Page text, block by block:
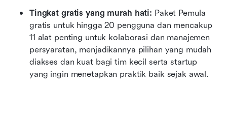
Tingkat gratis yang murah hati: Paket Pemula
gratis untuk hingga 20 pengguna dan mencakup
11 alat penting untuk kolaborasi dan manajemen
persyaratan, menjadikannya pilihan yang mudah
diakses dan kuat bagi tim kecil serta startup
yang ingin menetapkan praktik baik sejak awal.